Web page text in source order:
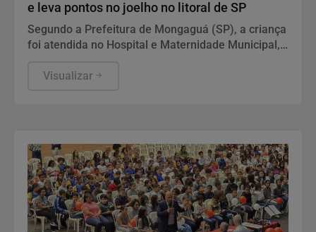
e leva pontos no joelho no litoral de SP
Segundo a Prefeitura de Mongaguá (SP), a criança
foi atendida no Hospital e Maternidade Municipal,
recolhido pela Zoonoses e ficará em observação.
Visualizar